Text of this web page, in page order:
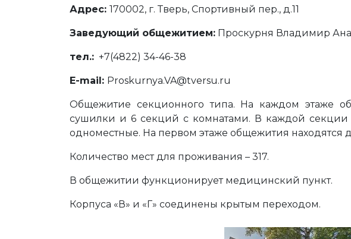
Адрес: 170002, г. Тверь, Спортивный пер., д.11
Заведующий общежитием: Проскурня Владимир
тел.: +7(4822) 34-46-38
E-mail: Proskurnya.VA@tversu.ru
Общежитие секционного типа. На каждом этаже
сушилки и 6 секций с комнатами. В каждой секции
одноместные. На первом этаже общежития
Количество мест для проживания – 317.
В общежитии функционирует медицинский пункт.
Корпуса «В» и «Г» соединены крытым переходом.